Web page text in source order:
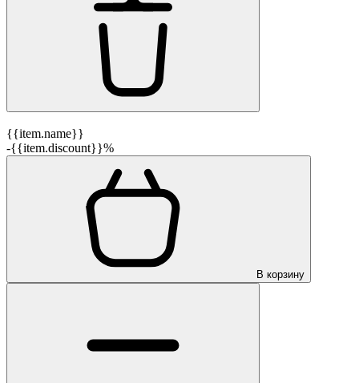
{{item.name}}
-{{item.discount}}%
В корзину